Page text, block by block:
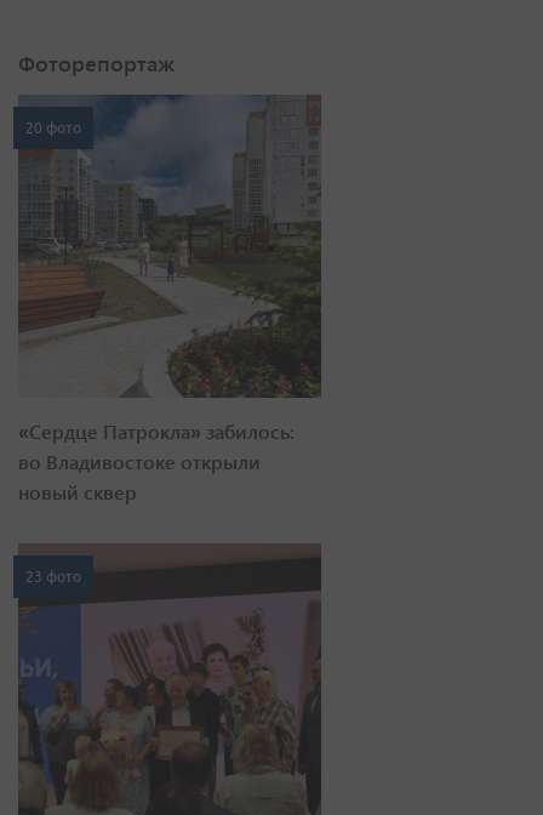
Фоторепортаж
20 фото
«Сердце Патрокла» забилось:
во Владивостоке открыли
новый сквер
23 фото